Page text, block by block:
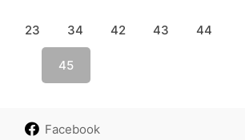
23 34 42 43 44
45
Facebook